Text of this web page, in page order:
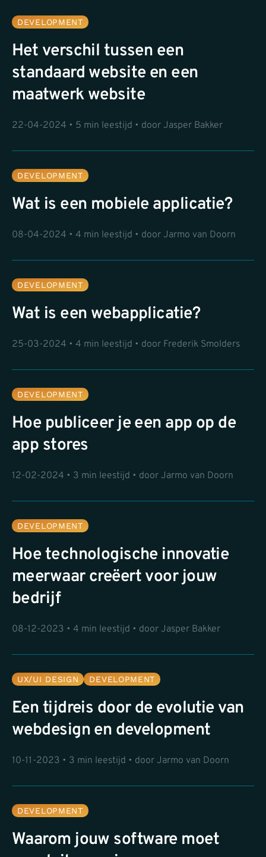
DEVELOPMENT
Het verschil tussen een
standaard website en een
maatwerk website
22-04-2024 • 5 min leestijd • door Jasper Bakker
DEVELOPMENT
Wat is een mobiele applicatie?
08-04-2024 • 4 min leestijd • door Jarmo van Doorn
DEVELOPMENT
Wat is een webapplicatie?
25-03-2024 • 4 min leestijd • door Frederik Smolders
DEVELOPMENT
Hoe publiceer je een app op de
app stores
12-02-2024 • 3 min leestijd • door Jarmo van Doorn
DEVELOPMENT
Hoe technologische innovatie
meerwaar creëert voor jouw
bedrijf
08-12-2023 • 4 min leestijd • door Jasper Bakker
UX/UI DESIGN DEVELOPMENT
Een tijdreis door de evolutie van
webdesign en development
10-11-2023 • 3 min leestijd • door Jarmo van Doorn
DEVELOPMENT
Waarom jouw software moet